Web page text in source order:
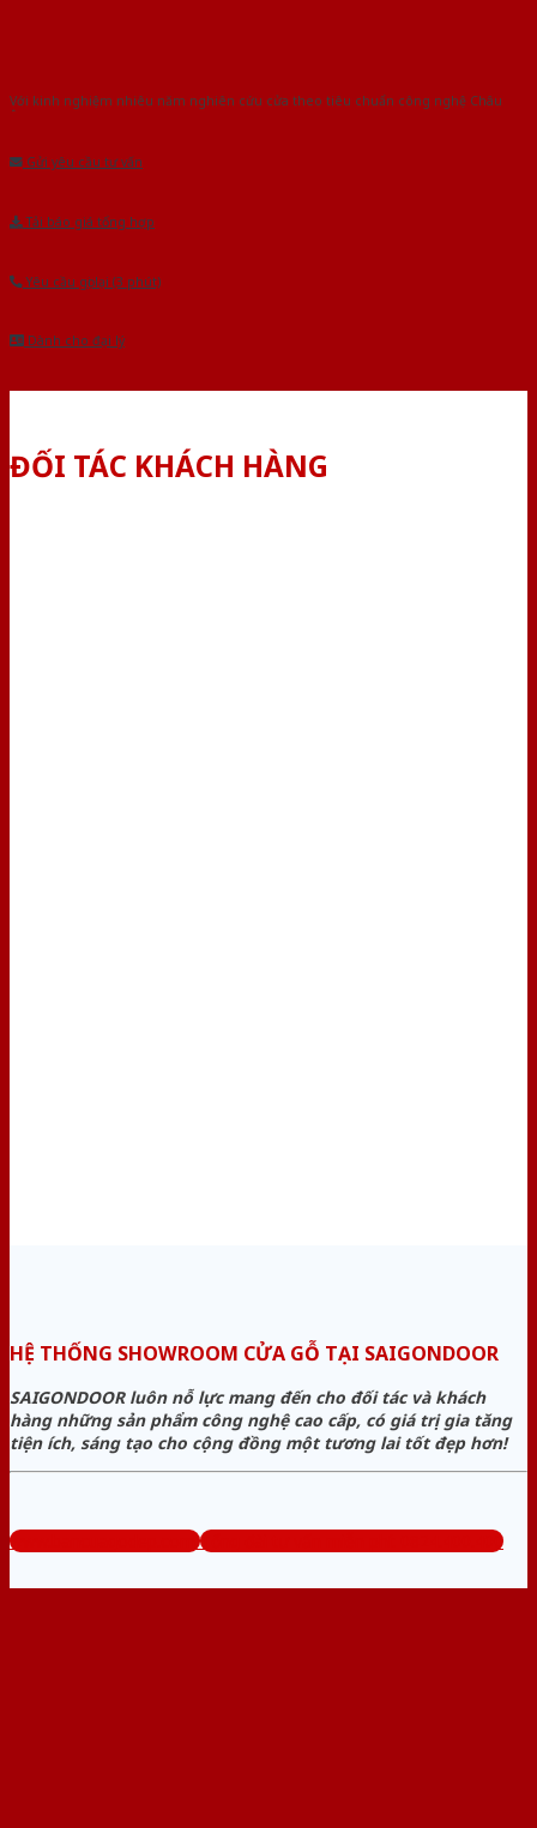
Với kinh nghiệm nhiêu năm nghiên cứu cửa theo tiêu chuẩn công nghệ Châu
Gửi yêu cầu tư vấn
Tải báo giá tổng hợp
Yêu cầu gọi lại (3 phút)
Dành cho đại lý
ĐỐI TÁC KHÁCH HÀNG
HỆ THỐNG SHOWROOM CỬA GỖ TẠI SAIGONDOOR
SAIGONDOOR luôn nỗ lực mang đến cho đối tác và khách
hàng những sản phẩm công nghệ cao cấp, có giá trị gia tăng
tiện ích, sáng tạo cho cộng đồng một tương lai tốt đẹp hơn!
www.bancuagodep.com Tổng đài tư vấn miễn phí: 0824.400.400